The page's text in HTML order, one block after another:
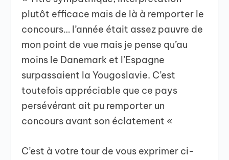
plutôt efficace mais de là à remporter le
concours… l’année était assez pauvre de
mon point de vue mais je pense qu’au
moins le Danemark et l’Espagne
surpassaient la Yougoslavie. C’est
toutefois appréciable que ce pays
persévérant ait pu remporter un
concours avant son éclatement «
C’est à votre tour de vous exprimer ci-